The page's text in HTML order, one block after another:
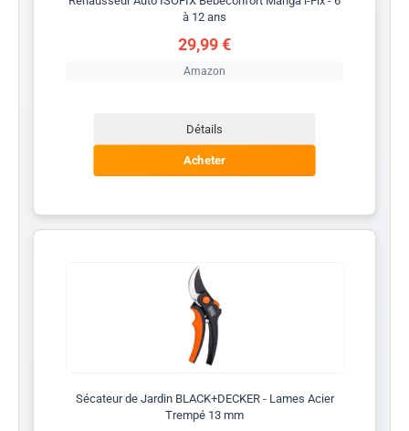
à 12 ans
29,99 €
Amazon
Détails
Acheter
Sécateur de Jardin BLACK+DECKER - Lames Acier
Trempé 13 mm